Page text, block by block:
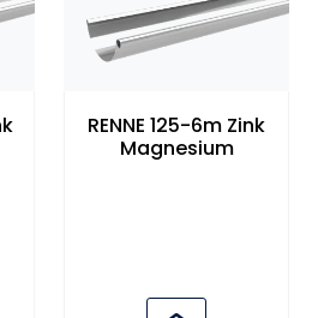
RENNE 125-6m Zink
Magnesium